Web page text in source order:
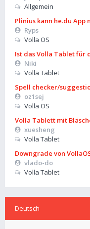
Allgemein
Plinius kann he.du App
Ryps
Volla OS
Ist das Volla Tablet für
Niki
Volla Tablet
Spell checker/
oz1sej
Volla OS
Volla Tablett mit
xuesheng
Volla Tablet
Downgrade von
vlado-do
Volla Tablet
Deutsch